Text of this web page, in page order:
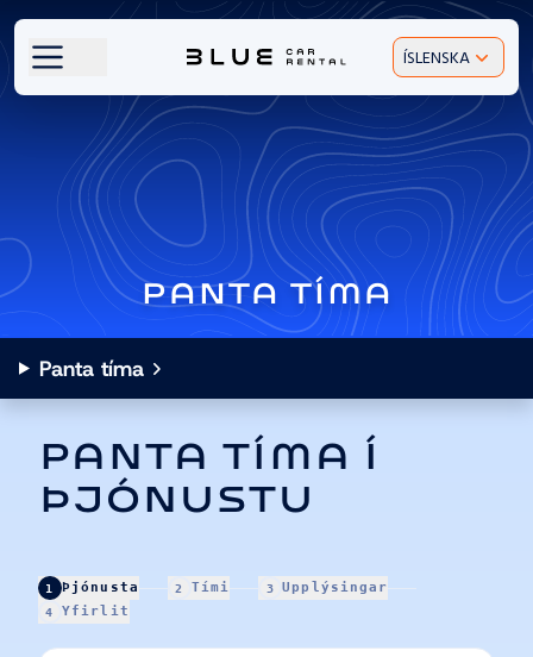
PANTA TÍMA
Panta tíma
ÍSLENSKA
PANTA TÍMA Í
ÞJÓNUSTU
1 Þjónusta 2 Tími 3 Upplýsingar
4 Yfirlit